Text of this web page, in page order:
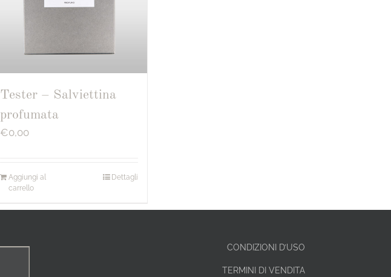
Tester – Salviettina
profumata
€0,00
Aggiungi al
carrello
Dettagli
CONDIZIONI D’USO
TERMINI DI VENDITA